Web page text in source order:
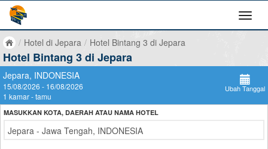
/ Hotel di Jepara / Hotel Bintang 3 di Jepara
Hotel Bintang 3 di Jepara
Jepara, INDONESIA
15/08/2026 - 16/08/2026
1 kamar - tamu
Ubah Tanggal
MASUKKAN KOTA, DAERAH ATAU NAMA HOTEL